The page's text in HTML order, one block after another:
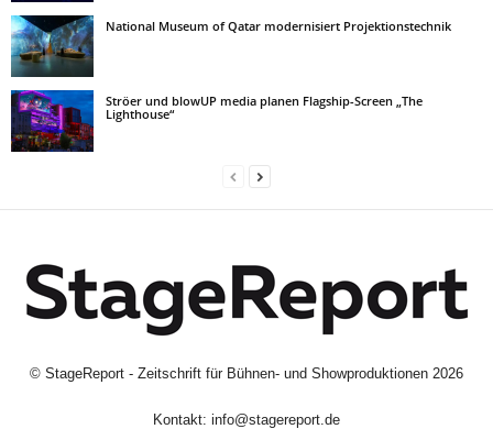
National Museum of Qatar modernisiert Projektionstechnik
Ströer und blowUP media planen Flagship-Screen „The
Lighthouse“
© StageReport - Zeitschrift für Bühnen- und Showproduktionen 2026
Kontakt: info@stagereport.de